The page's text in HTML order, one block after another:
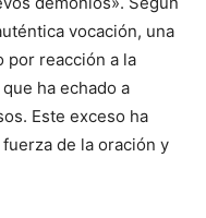
vocación, una
por reacción a la
ha echado a
Este exceso ha
de la oración y